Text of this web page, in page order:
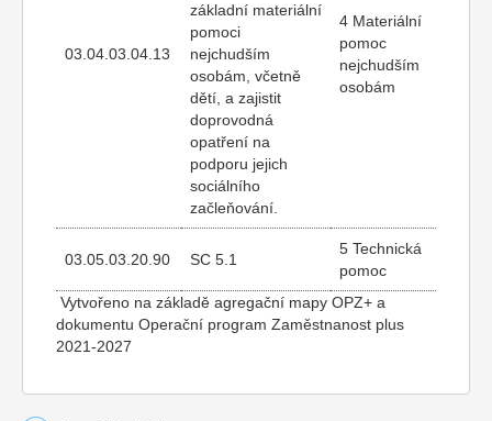
03.04.03.04.13
základní materiální
pomoci
nejchudším
osobám, včetně
dětí, a zajistit
doprovodná
opatření na
podporu jejich
sociálního
začleňování.
4 Materiální
pomoc
nejchudším
osobám
03.05.03.20.90 SC 5.1
5 Technická
pomoc
Vytvořeno na základě agregační mapy OPZ+ a
dokumentu Operační program Zaměstnanost plus
2021-2027